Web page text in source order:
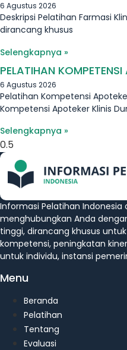
6 Agustus 2026
Deskripsi Pelatihan Farmasi
dirancang khusus
Selengkapnya »
PELATIHAN KOMPETENSI
6 Agustus 2026
Pelatihan Kompetensi
Kompetensi Apoteker Klinis
Selengkapnya »
Informasi Pelatihan
menghubungkan Anda
tinggi, dirancang khusus
kompetensi, peningkatan
untuk individu, instansi
Menu
Beranda
Pelatihan
Tentang
Evaluasi